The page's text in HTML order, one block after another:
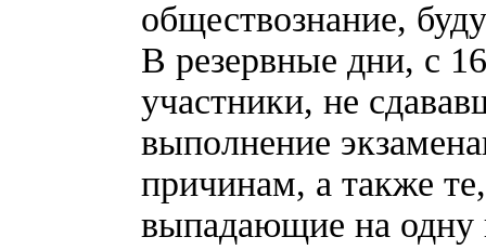
обществознание,
В резервные дни, с
участники, не
выполнение
причинам, а также
выпадающие на одну